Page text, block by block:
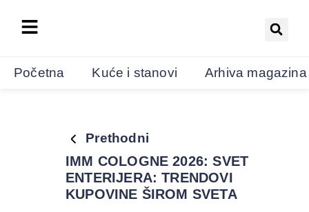
Početna Kuće i stanovi Arhiva magazina
Prethodni
IMM COLOGNE 2026: SVET
ENTERIJERA: TRENDOVI
KUPOVINE ŠIROM SVETA